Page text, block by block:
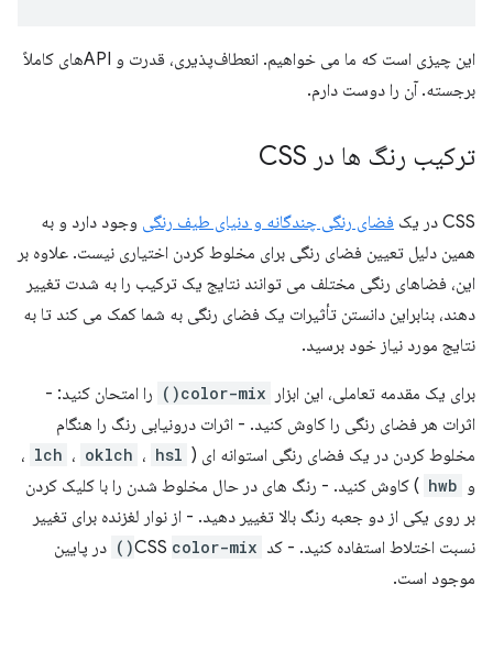
این چیزی است که ما می خواهیم. انعطاف‌پذیری، قدرت و APIهای کاملاً
برجسته. آن را دوست دارم.
ترکیب رنگ ها در CSS
CSS در یک فضای رنگی چندگانه و دنیای طیف رنگی وجود دارد و به
همین دلیل تعیین فضای رنگی برای مخلوط کردن اختیاری نیست. علاوه بر
این، فضاهای رنگی مختلف می توانند نتایج یک ترکیب را به شدت تغییر
دهند، بنابراین دانستن تأثیرات یک فضای رنگی به شما کمک می کند تا به
نتایج مورد نیاز خود برسید.
برای یک مقدمه تعاملی، این ابزار color-mix()
را امتحان کنید: -
اثرات هر فضای رنگی را کاوش کنید. - اثرات درونیابی رنگ را هنگام
مخلوط کردن در یک فضای رنگی استوانه ای (
lch ، oklch ، hsl
،
و hwb ) کاوش کنید. - رنگ های در حال مخلوط شدن را با کلیک کردن
بر روی یکی از دو جعبه رنگ بالا تغییر دهید. - از نوار لغزنده برای تغییر
نسبت اختلاط استفاده کنید. - کد CSS color-mix()
در پایین
موجود است.